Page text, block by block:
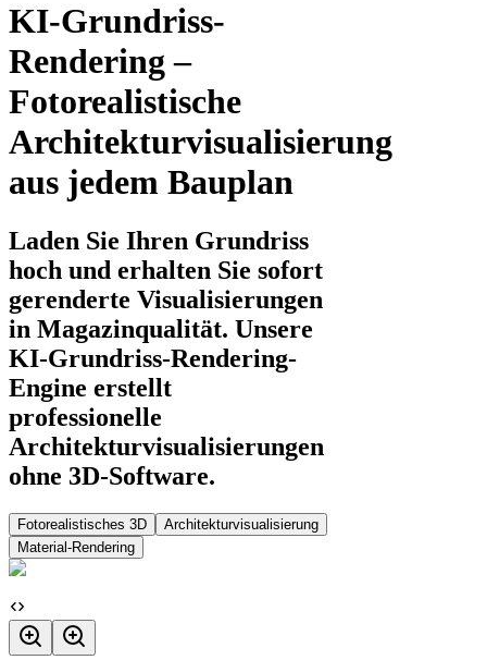
KI-Grundriss-
Rendering –
Fotorealistische
Architekturvisualisierung
aus jedem Bauplan
Laden Sie Ihren Grundriss
hoch und erhalten Sie sofort
gerenderte Visualisierungen
in Magazinqualität. Unsere
KI-Grundriss-Rendering-
Engine erstellt
professionelle
Architekturvisualisierungen
ohne 3D-Software.
Fotorealistisches 3D
Architekturvisualisierung
Material-Rendering